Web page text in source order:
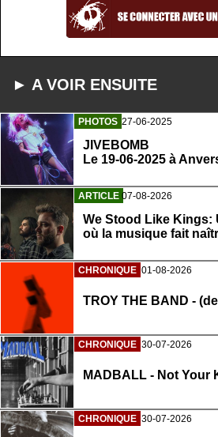
► A VOIR ENSUITE
PHOTOS 27-06-2025
JIVEBOMB
Le 19-06-2025 à
ARTICLE 07-08-2026
We Stood Like Kings:
où la musique fait
CHRONIQUE 01-08-2026
TROY THE BAND -
CHRONIQUE 30-07-2026
MADBALL - Not Your
CHRONIQUE 30-07-2026